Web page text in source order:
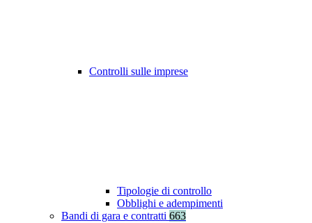
Controlli sulle imprese
Tipologie di controllo
Obblighi e adempimenti
Bandi di gara e contratti 663